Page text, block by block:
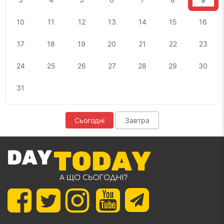
10 11 12 13 14 15 16
17 18 19 20 21 22 23
24 25 26 27 28 29 30
31
Сьогодні Завтра